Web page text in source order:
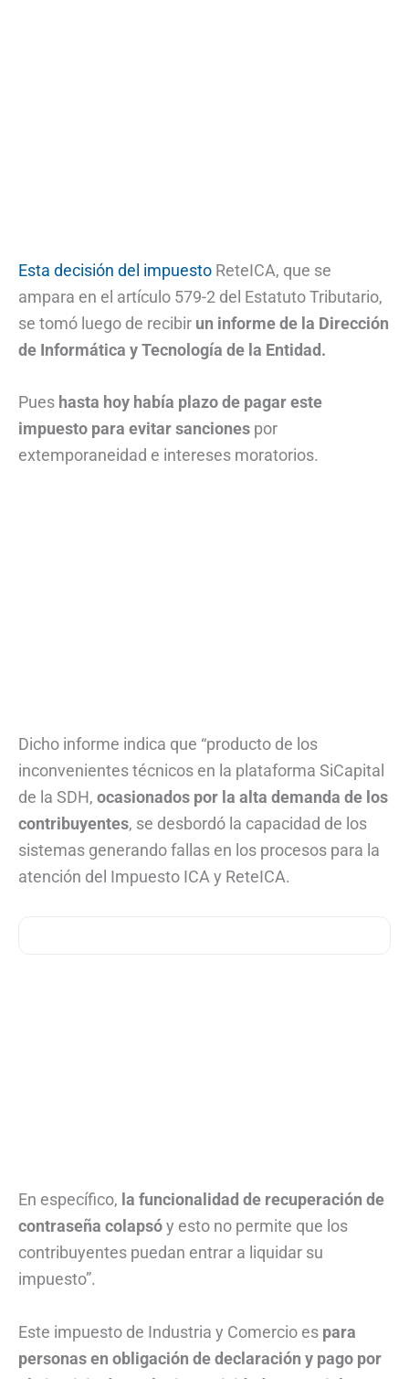
Esta decisión del impuesto ReteICA, que se
ampara en el artículo 579-2 del Estatuto Tributario,
se tomó luego de recibir un informe de la Dirección
de Informática y Tecnología de la Entidad.
Pues hasta hoy había plazo de pagar este
impuesto para evitar sanciones por
extemporaneidad e intereses moratorios.
Dicho informe indica que “producto de los
inconvenientes técnicos en la plataforma SiCapital
de la SDH, ocasionados por la alta demanda de los
contribuyentes, se desbordó la capacidad de los
sistemas generando fallas en los procesos para la
atención del Impuesto ICA y ReteICA.
En específico, la funcionalidad de recuperación de
contraseña colapsóy esto no permite que los
contribuyentes puedan entrar a liquidar su
impuesto”.
Este impuesto de Industria y Comercio es para
personas en obligación de declaración y pago por